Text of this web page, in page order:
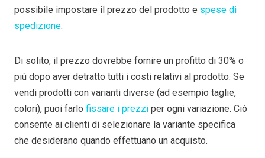
possibile impostare il prezzo del prodotto e spese di
spedizione.
Di solito, il prezzo dovrebbe fornire un profitto di 30% o
più dopo aver detratto tutti i costi relativi al prodotto. Se
vendi prodotti con varianti diverse (ad esempio taglie,
colori), puoi farlo fissare i prezzi per ogni variazione. Ciò
consente ai clienti di selezionare la variante specifica
che desiderano quando effettuano un acquisto.